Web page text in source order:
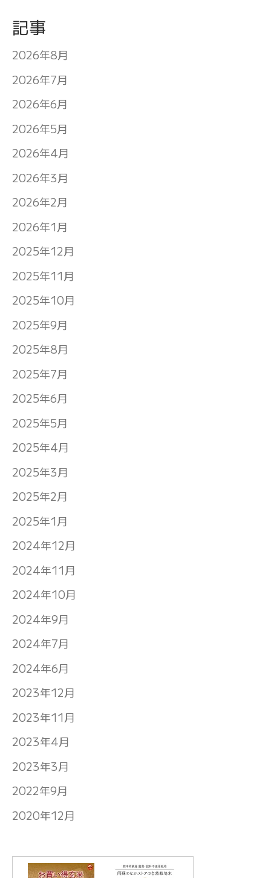
記事
2026年8月
2026年7月
2026年6月
2026年5月
2026年4月
2026年3月
2026年2月
2026年1月
2025年12月
2025年11月
2025年10月
2025年9月
2025年8月
2025年7月
2025年6月
2025年5月
2025年4月
2025年3月
2025年2月
2025年1月
2024年12月
2024年11月
2024年10月
2024年9月
2024年7月
2024年6月
2023年12月
2023年11月
2023年4月
2023年3月
2022年9月
2020年12月